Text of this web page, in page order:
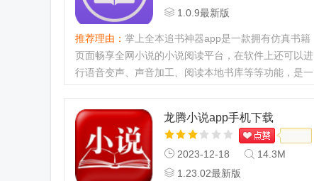
1.0.9最新版
推荐理由： 掌上全本追书神器app是一款拥有仿真书籍
页面畅享全网小说的小说阅读平台，在软件上还可以进
行语音变声、声音加工、阅读本地书库等等功能，是一
龙腾小说app手机下载
2023-12-18
14.3M
1.23.02最新版